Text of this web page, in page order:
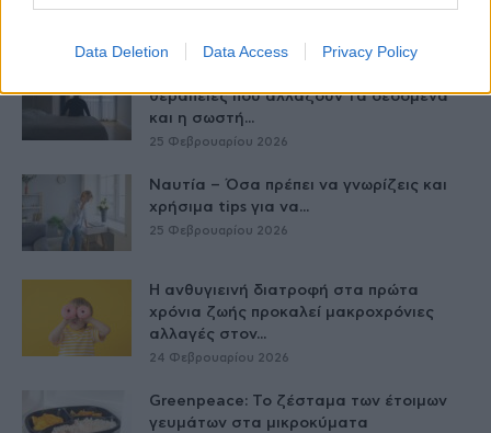
Data Deletion Data Access Privacy Policy
θεραπείες που αλλάζουν τα δεδομένα
και η σωστή...
25 Φεβρουαρίου 2026
Ναυτία – Όσα πρέπει να γνωρίζεις και
χρήσιμα tips για να...
25 Φεβρουαρίου 2026
Η ανθυγιεινή διατροφή στα πρώτα
χρόνια ζωής προκαλεί μακροχρόνιες
αλλαγές στον...
24 Φεβρουαρίου 2026
Greenpeace: Το ζέσταμα των έτοιμων
γευμάτων στα μικροκύματα